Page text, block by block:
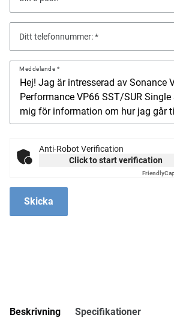
Ditt telefonnummer:
Meddelande
Anti-Robot Verification
Click to start verification
Friendly
Skicka
Beskrivning Specifikationer